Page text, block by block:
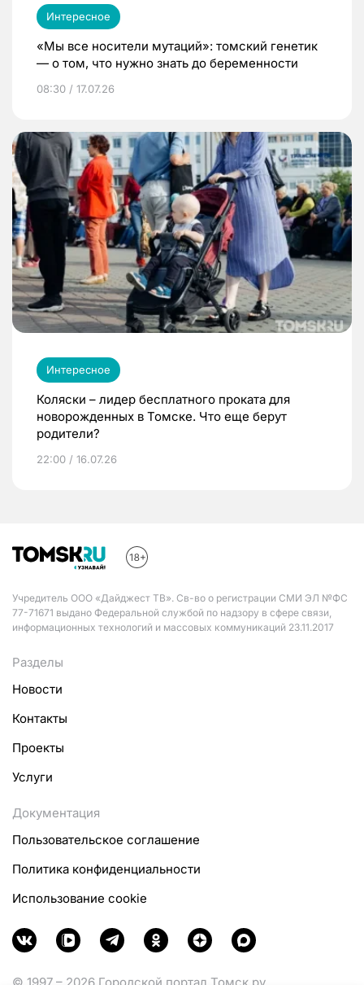
Интересное
«Мы все носители мутаций»: томский генетик
— о том, что нужно знать до беременности
08:30 / 17.07.26
Интересное
Коляски – лидер бесплатного проката для
новорожденных в Томске. Что еще берут
родители?
22:00 / 16.07.26
Учредитель ООО «Дайджест ТВ». Св-во о регистрации СМИ ЭЛ №ФС
77-71671 выдано Федеральной службой по надзору в сфере связи,
информационных технологий и массовых коммуникаций 23.11.2017
Разделы
Новости
Контакты
Проекты
Услуги
Документация
Пользовательское соглашение
Политика конфиденциальности
Использование cookie